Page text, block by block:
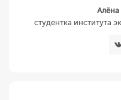
студентка института